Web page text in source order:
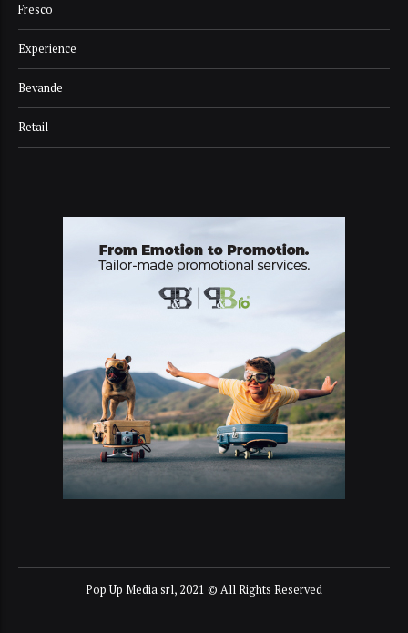
Fresco
Experience
Bevande
Retail
Pop Up Media srl, 2021 © All Rights Reserved